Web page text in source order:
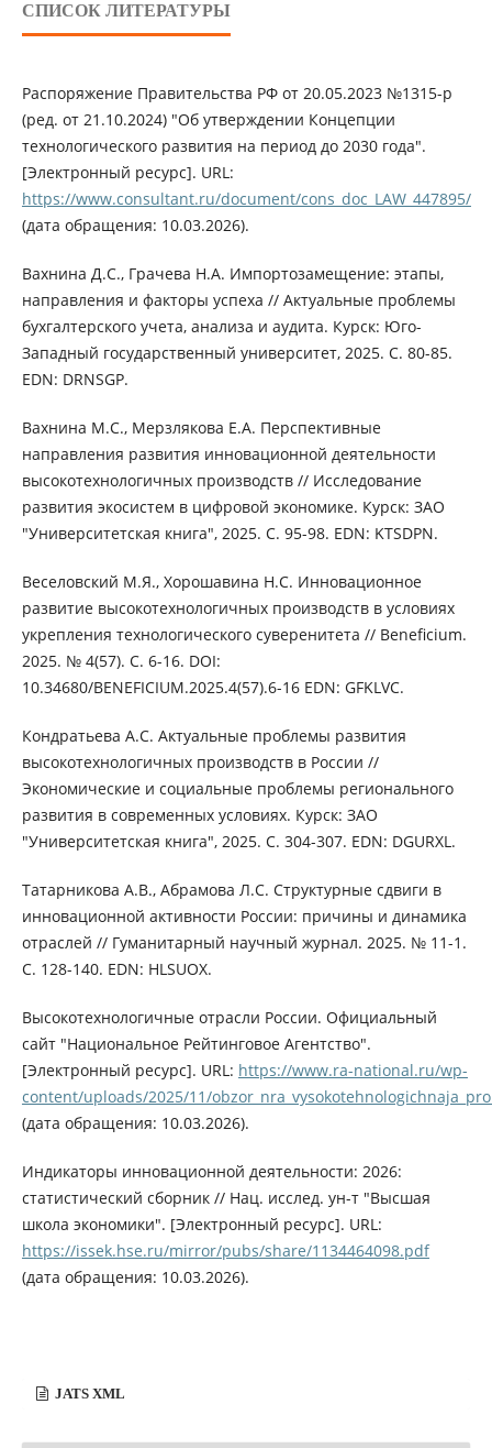
СПИСОК ЛИТЕРАТУРЫ
Распоряжение Правительства РФ от 20.05.2023 №1315-р
(ред. от 21.10.2024) "Об утверждении Концепции
технологического развития на период до 2030 года".
[Электронный ресурс]. URL:
https://www.consultant.ru/document/cons_doc_LAW_447895/
(дата обращения: 10.03.2026).
Вахнина Д.С., Грачева Н.А. Импортозамещение: этапы,
направления и факторы успеха // Актуальные проблемы
бухгалтерского учета, анализа и аудита. Курск: Юго-
Западный государственный университет, 2025. С. 80-85.
EDN: DRNSGP.
Вахнина М.С., Мерзлякова Е.А. Перспективные
направления развития инновационной деятельности
высокотехнологичных производств // Исследование
развития экосистем в цифровой экономике. Курск: ЗАО
"Университетская книга", 2025. С. 95-98. EDN: KTSDPN.
Веселовский М.Я., Хорошавина Н.С. Инновационное
развитие высокотехнологичных производств в условиях
укрепления технологического суверенитета // Beneficium.
2025. № 4(57). С. 6-16. DOI:
10.34680/BENEFICIUM.2025.4(57).6-16 EDN: GFKLVC.
Кондратьева А.С. Актуальные проблемы развития
высокотехнологичных производств в России //
Экономические и социальные проблемы регионального
развития в современных условиях. Курск: ЗАО
"Университетская книга", 2025. С. 304-307. EDN: DGURXL.
Татарникова А.В., Абрамова Л.С. Структурные сдвиги в
инновационной активности России: причины и динамика
отраслей // Гуманитарный научный журнал. 2025. № 11-1.
С. 128-140. EDN: HLSUOX.
Высокотехнологичные отрасли России. Официальный
сайт "Национальное Рейтинговое Агентство".
[Электронный ресурс]. URL: https://www.ra-national.ru/wp-
content/uploads/2025/11/
(дата обращения: 10.03.2026).
Индикаторы инновационной деятельности: 2026:
статистический сборник // Нац. исслед. ун-т "Высшая
школа экономики". [Электронный ресурс]. URL:
https://issek.hse.ru/mirror/pubs/share/1134464098.pdf
(дата обращения: 10.03.2026).
JATS XML